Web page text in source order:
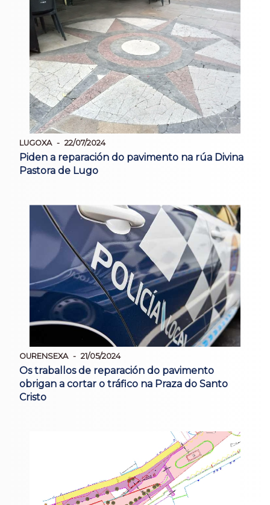
LUGOXA 22/07/2024
Piden a reparación do pavimento na rúa Divina
Pastora de Lugo
OURENSEXA 21/05/2024
Os traballos de reparación do pavimento
obrigan a cortar o tráfico na Praza do Santo
Cristo